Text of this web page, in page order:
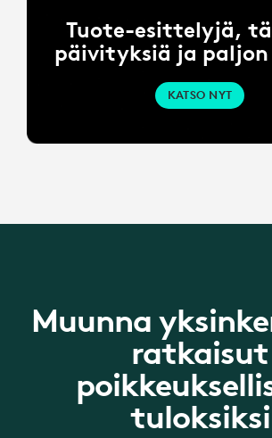
Tuote-esittelyjä,
päivityksiä ja
KATSO NYT
Muunna
ratkaisut
tuloksiksi